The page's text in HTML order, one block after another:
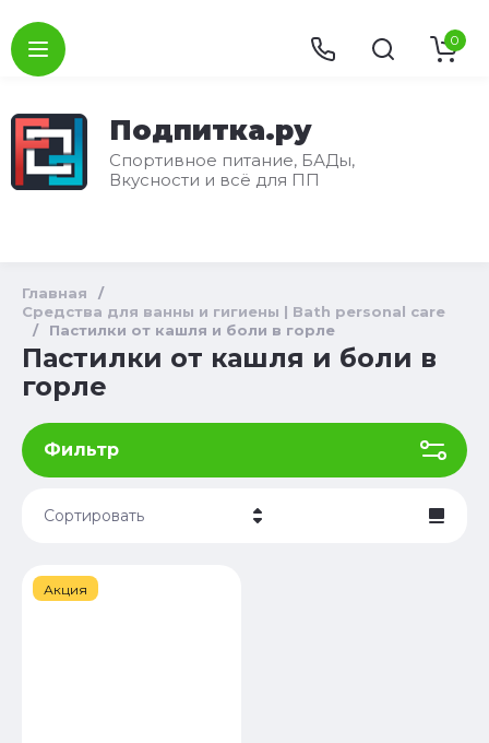
Подпитка.ру
Спортивное питание, БАДы,
Вкусности и всё для ПП
0
Главная
/
Средства для ванны и гигиены | Bath personal care
/
Пастилки от кашля и боли в горле
Пастилки от кашля и боли в
горле
Фильтр
Сортировать
Цена - возрастание
Акция